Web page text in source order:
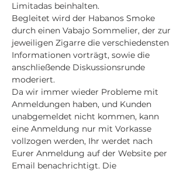
Limitadas beinhalten.
Begleitet wird der Habanos Smoke
durch einen Vabajo Sommelier, der zur
jeweiligen Zigarre die verschiedensten
Informationen vorträgt, sowie die
anschließende Diskussionsrunde
moderiert.
Da wir immer wieder Probleme mit
Anmeldungen haben, und Kunden
unabgemeldet nicht kommen, kann
eine Anmeldung nur mit Vorkasse
vollzogen werden, Ihr werdet nach
Eurer Anmeldung auf der Website per
Email benachrichtigt. Die